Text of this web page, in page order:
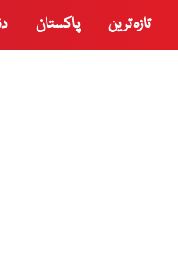
تازہ ترین پاکستان